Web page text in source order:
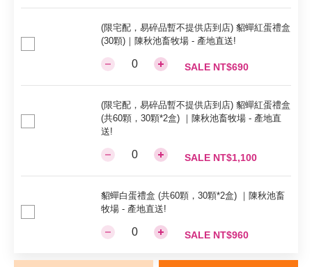
(限宅配，易碎品暫不提供店到店) 貂蟬紅蛋禮盒
(30顆)｜陳秋池畜牧場 - 產地直送!
SALE NT$690
(限宅配，易碎品暫不提供店到店) 貂蟬紅蛋禮盒
(共60顆，30顆*2盒) ｜陳秋池畜牧場 - 產地直
送!
SALE NT$1,100
貂蟬白蛋禮盒 (共60顆，30顆*2盒) ｜陳秋池畜
牧場 - 產地直送!
SALE NT$960